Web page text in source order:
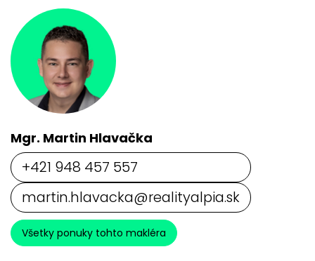
Mgr. Martin Hlavačka
+421 948 457 557
martin.hlavacka@realityalpia.sk
Všetky ponuky tohto makléra